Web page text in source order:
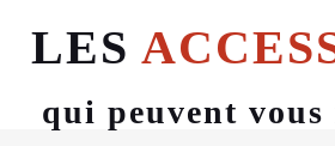
LES
qui peuvent vous